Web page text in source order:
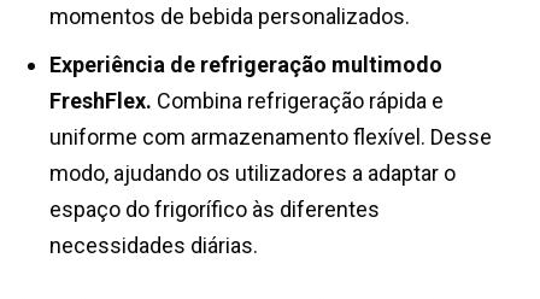
momentos de bebida personalizados.
Experiência de refrigeração multimodo
FreshFlex. Combina refrigeração rápida e
uniforme com armazenamento flexível. Desse
modo, ajudando os utilizadores a adaptar o
espaço do frigorífico às diferentes
necessidades diárias.